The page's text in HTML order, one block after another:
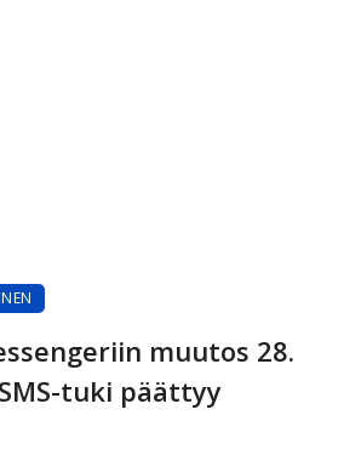
muutos 28.
tuki päättyy